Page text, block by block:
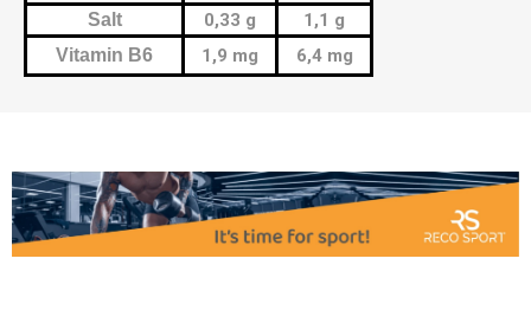
Salt
0,33 g 1,1 g
Vitamin B6 1,9 mg 6,4 mg